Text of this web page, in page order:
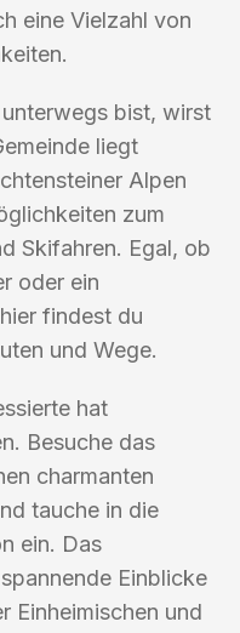
eine Vielzahl von
bist, wirst
liegt
Alpen
zum
Skifahren. Egal, ob
oder ein
findest du
und Wege.
hat
Besuche das
charmanten
tauche in die
ein. Das
Einblicke
Einheimischen und